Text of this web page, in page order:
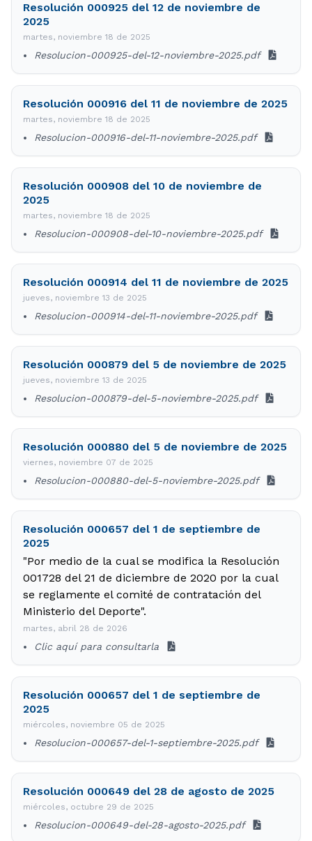
Resolución 000925 del 12 de noviembre de
2025
martes, noviembre 18 de 2025
Resolucion-000925-del-12-noviembre-2025.pdf
Resolución 000916 del 11 de noviembre de 2025
martes, noviembre 18 de 2025
Resolucion-000916-del-11-noviembre-2025.pdf
Resolución 000908 del 10 de noviembre de
2025
martes, noviembre 18 de 2025
Resolucion-000908-del-10-noviembre-2025.pdf
Resolución 000914 del 11 de noviembre de 2025
jueves, noviembre 13 de 2025
Resolucion-000914-del-11-noviembre-2025.pdf
Resolución 000879 del 5 de noviembre de 2025
jueves, noviembre 13 de 2025
Resolucion-000879-del-5-noviembre-2025.pdf
Resolución 000880 del 5 de noviembre de 2025
viernes, noviembre 07 de 2025
Resolucion-000880-del-5-noviembre-2025.pdf
Resolución 000657 del 1 de septiembre de
2025
"Por medio de la cual se modifica la Resolución
001728 del 21 de diciembre de 2020 por la cual
se reglamente el comité de contratación del
Ministerio del Deporte".
martes, abril 28 de 2026
Clic aquí para consultarla
Resolución 000657 del 1 de septiembre de
2025
miércoles, noviembre 05 de 2025
Resolucion-000657-del-1-septiembre-2025.pdf
Resolución 000649 del 28 de agosto de 2025
miércoles, octubre 29 de 2025
Resolucion-000649-del-28-agosto-2025.pdf